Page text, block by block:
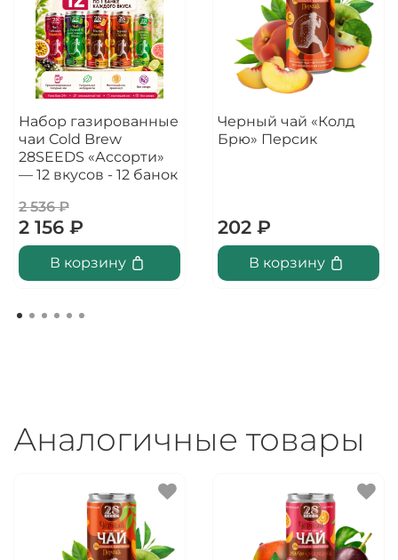
Набор газированные
чаи Cold Brew
28SEEDS «Ассорти»
— 12 вкусов - 12 банок
2 536 ₽
2 156 ₽
В корзину
Черный чай «Колд
Брю» Персик
202 ₽
В корзину
Аналогичные товары